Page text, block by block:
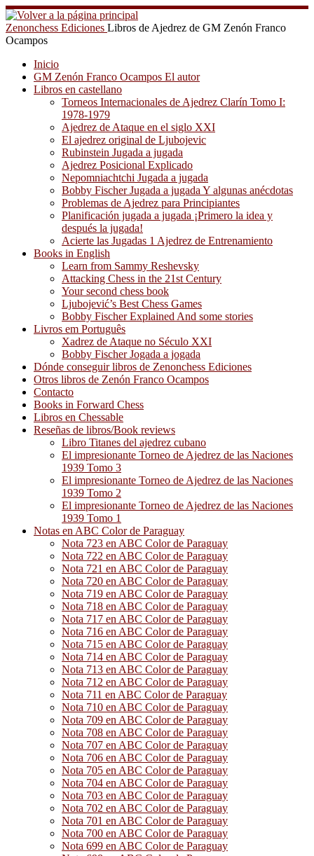
Saltar
al
contenido
Zenonchess Ediciones Libros de Ajedrez de GM Zenón Franco
Ocampos
Inicio
GM Zenón Franco Ocampos El autor
Libros en castellano
Torneos Internacionales de Ajedrez Clarín Tomo I:
1978-1979
Ajedrez de Ataque en el siglo XXI
El ajedrez original de Ljubojevic
Rubinstein Jugada a jugada
Ajedrez Posicional Explicado
Nepomniachtchi Jugada a jugada
Bobby Fischer Jugada a jugada Y algunas anécdotas
Problemas de Ajedrez para Principiantes
Planificación jugada a jugada ¡Primero la idea y
después la jugada!
Acierte las Jugadas 1 Ajedrez de Entrenamiento
Books in English
Learn from Sammy Reshevsky
Attacking Chess in the 21st Century
Your second chess book
Ljubojević’s Best Chess Games
Bobby Fischer Explained And some stories
Livros em Português
Xadrez de Ataque no Século XXI
Bobby Fischer Jogada a jogada
Dónde conseguir libros de Zenonchess Ediciones
Otros libros de Zenón Franco Ocampos
Contacto
Books in Forward Chess
Libros en Chessable
Reseñas de libros/Book reviews
Libro Titanes del ajedrez cubano
El impresionante Torneo de Ajedrez de las Naciones
1939 Tomo 3
El impresionante Torneo de Ajedrez de las Naciones
1939 Tomo 2
El impresionante Torneo de Ajedrez de las Naciones
1939 Tomo 1
Notas en ABC Color de Paraguay
Nota 723 en ABC Color de Paraguay
Nota 722 en ABC Color de Paraguay
Nota 721 en ABC Color de Paraguay
Nota 720 en ABC Color de Paraguay
Nota 719 en ABC Color de Paraguay
Nota 718 en ABC Color de Paraguay
Nota 717 en ABC Color de Paraguay
Nota 716 en ABC Color de Paraguay
Nota 715 en ABC Color de Paraguay
Nota 714 en ABC Color de Paraguay
Nota 713 en ABC Color de Paraguay
Nota 712 en ABC Color de Paraguay
Nota 711 en ABC Color de Paraguay
Nota 710 en ABC Color de Paraguay
Nota 709 en ABC Color de Paraguay
Nota 708 en ABC Color de Paraguay
Nota 707 en ABC Color de Paraguay
Nota 706 en ABC Color de Paraguay
Nota 705 en ABC Color de Paraguay
Nota 704 en ABC Color de Paraguay
Nota 703 en ABC Color de Paraguay
Nota 702 en ABC Color de Paraguay
Nota 701 en ABC Color de Paraguay
Nota 700 en ABC Color de Paraguay
Nota 699 en ABC Color de Paraguay